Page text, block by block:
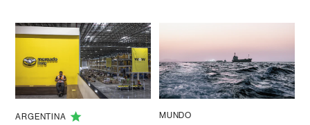
ARGENTINA MUNDO